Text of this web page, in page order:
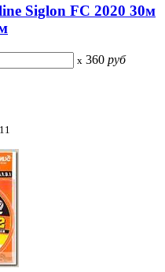
Siglon FC 2020 30м
x 360 руб